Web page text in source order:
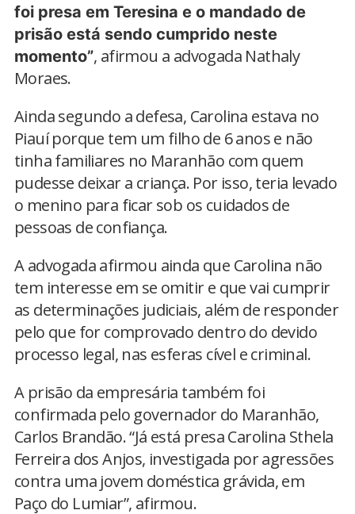
foi presa em Teresina e o mandado de
prisão está sendo cumprido neste
momento”, afirmou a advogada Nathaly
Moraes.
Ainda segundo a defesa, Carolina estava no
Piauí porque tem um filho de 6 anos e não
tinha familiares no Maranhão com quem
pudesse deixar a criança. Por isso, teria levado
o menino para ficar sob os cuidados de
pessoas de confiança.
A advogada afirmou ainda que Carolina não
tem interesse em se omitir e que vai cumprir
as determinações judiciais, além de responder
pelo que for comprovado dentro do devido
processo legal, nas esferas cível e criminal.
A prisão da empresária também foi
confirmada pelo governador do Maranhão,
Carlos Brandão. “Já está presa Carolina Sthela
Ferreira dos Anjos, investigada por agressões
contra uma jovem doméstica grávida, em
Paço do Lumiar”, afirmou.